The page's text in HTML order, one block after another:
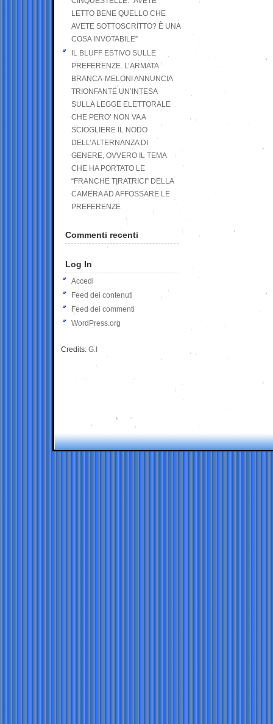
LETTO BENE QUELLO CHE
AVETE SOTTOSCRITTO? È UNA
COSA INVOTABILE”
IL BLUFF ESTIVO SULLE
PREFERENZE. L’ARMATA
BRANCA-MELONI ANNUNCIA
TRIONFANTE UN’INTESA
SULLA LEGGE ELETTORALE
CHE PERO’ NON VA A
SCIOGLIERE IL NODO
DELL’ALTERNANZA DI
GENERE, OVVERO IL TEMA
CHE HA PORTATO LE
“FRANCHE TIRATRICI” DELLA
CAMERA AD AFFOSSARE LE
PREFERENZE
Commenti recenti
Log In
Accedi
Feed dei contenuti
Feed dei commenti
WordPress.org
Credits: G.I